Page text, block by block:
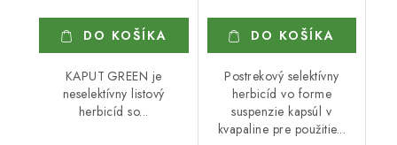
DO KOŠÍKA
KAPUT GREEN je
neselektívny listový
herbicíd so...
DO KOŠÍKA
Postrekový selektívny
herbicíd vo forme
suspenzie kapsúl v
kvapaline pre použitie...